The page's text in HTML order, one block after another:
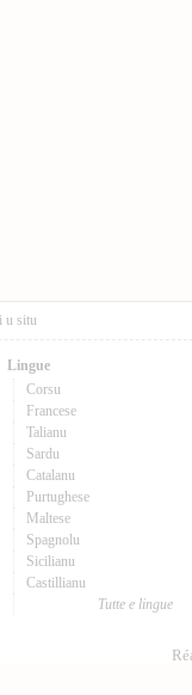
u situ
Lingue
Corsu
Francese
Talianu
Sardu
Catalanu
Purtughese
Maltese
Spagnolu
Sicilianu
Castillianu
Tutte e lingue